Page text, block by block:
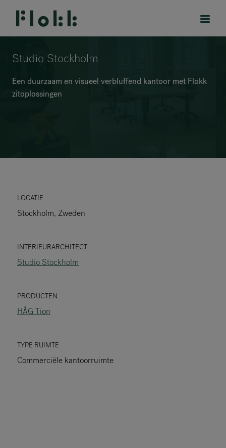
Studio Stockholm
Een duurzaam en visueel verbluffend kantoor met Flokk
zitoplossingen
LOCATIE
Stockholm, Zweden
INTERIEURARCHITECT
Studio Stockholm
PRODUCTEN
HÅG Tion
TYPE RUIMTE
Commerciële kantoorruimte